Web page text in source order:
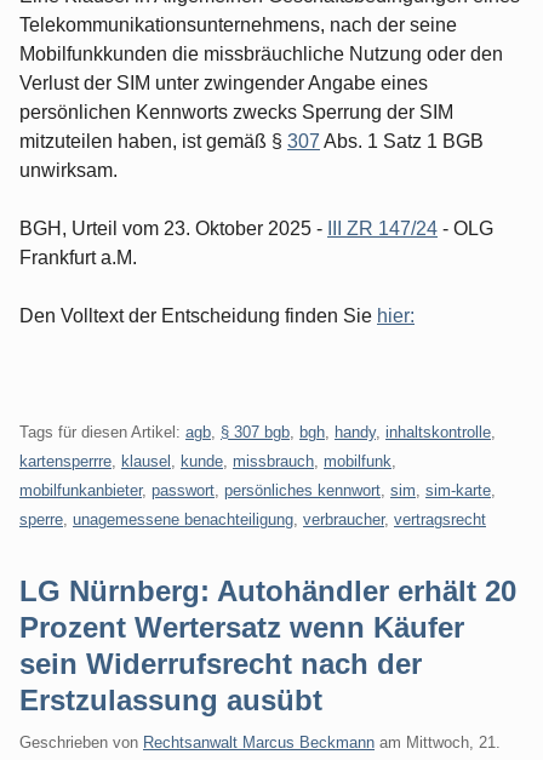
Telekommunikationsunternehmens, nach der seine
Mobilfunkkunden die missbräuchliche Nutzung oder den
Verlust der SIM unter zwingender Angabe eines
persönlichen Kennworts zwecks Sperrung der SIM
mitzuteilen haben, ist gemäß § 307 Abs. 1 Satz 1 BGB
unwirksam.
BGH, Urteil vom 23. Oktober 2025 - III ZR 147/24 - OLG
Frankfurt a.M.
Den Volltext der Entscheidung finden Sie hier:
Tags für diesen Artikel: agb § 307 bgb bgh handy, inhaltskontrolle
kartensperrre
klausel kunde missbrauch mobilfunk
mobilfunkanbieter, passwort persönliches kennwort sim sim-karte
sperre unagemessene benachteiligung verbraucher, vertragsrecht
LG Nürnberg: Autohändler erhält 20
Prozent Wertersatz wenn Käufer
sein Widerrufsrecht nach der
Erstzulassung ausübt
Geschrieben von Rechtsanwalt Marcus Beckmann am Mittwoch, 21.